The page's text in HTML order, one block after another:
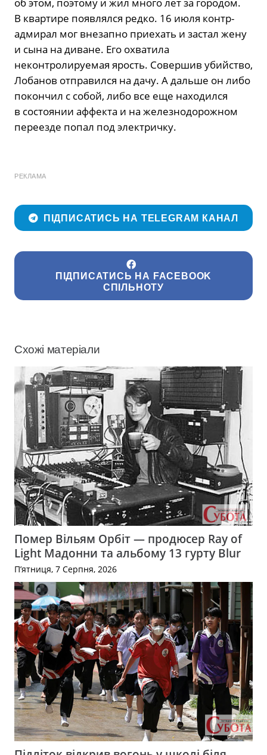
В квартире появлялся редко. 16 июля контр-
адмирал мог внезапно приехать и застал жену
и сына на диване. Его охватила
неконтролируемая ярость. Совершив убийство,
Лобанов отправился на дачу. А дальше он либо
покончил с собой, либо все еще находился
в состоянии аффекта и на железнодорожном
переезде попал под электричку.
РЕКЛАМА
ПІДПИСАТИСЬ НА TELEGRAM КАНАЛ
ПІДПИСАТИСЬ НА FACEBOOK
СПІЛЬНОТУ
Схожі матеріали
Помер Вільям Орбіт — продюсер Ray of
Light Мадонни та альбому 13 гурту Blur
П’ятниця, 7 Серпня, 2026